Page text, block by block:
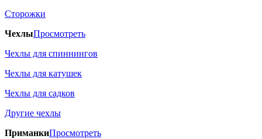
Сторожки
ЧехлыПросмотреть
Чехлы для спиннингов
Чехлы для катушек
Чехлы для садков
Другие чехлы
ПриманкиПросмотреть